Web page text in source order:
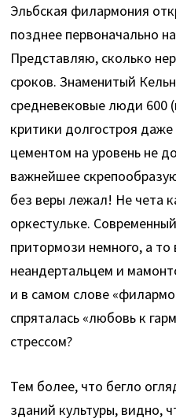
Эльбская филармония
позднее первоначально
Представляю, сколько
сроков. Знаменитый
средневековые люди 600
критики долгостроя
цементом на уровень не
важнейшее
без веры лежал! Не чета
оркестульке.
притормози немного, а то
неандертальцем и
и в самом слове
спряталась «любовь к
стрессом?
Тем более, что бегло
зданий культуры, видно,